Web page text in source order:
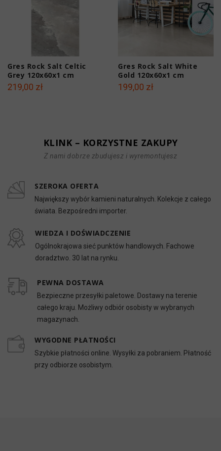
Gres Rock Salt Celtic
Grey 120x60x1 cm
219,00 zł
Gres Rock Salt White
Gold 120x60x1 cm
199,00 zł
KLINK – KORZYSTNE ZAKUPY
Z nami dobrze zbudujesz i wyremontujesz
SZEROKA OFERTA
Największy wybór kamieni naturalnych. Kolekcje z całego
świata. Bezpośredni importer.
WIEDZA I DOŚWIADCZENIE
Ogólnokrajowa sieć punktów handlowych. Fachowe
doradztwo. 30 lat na rynku.
PEWNA DOSTAWA
Bezpieczne przesyłki paletowe. Dostawy na terenie
całego kraju. Możliwy odbiór osobisty w wybranych
magazynach.
WYGODNE PŁATNOŚCI
Szybkie płatności online. Wysyłki za pobraniem. Płatność
przy odbiorze osobistym.